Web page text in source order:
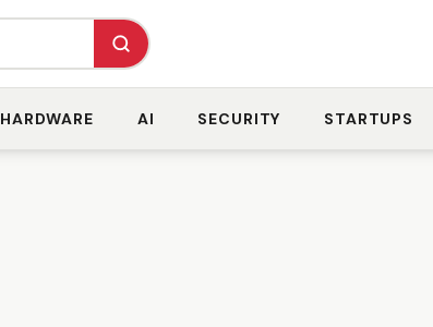
HARDWARE AI SECURITY STARTUPS